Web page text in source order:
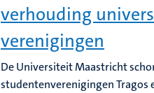
verhouding
verenigingen
De Universiteit Maastricht
studentenverenigingen Tragos